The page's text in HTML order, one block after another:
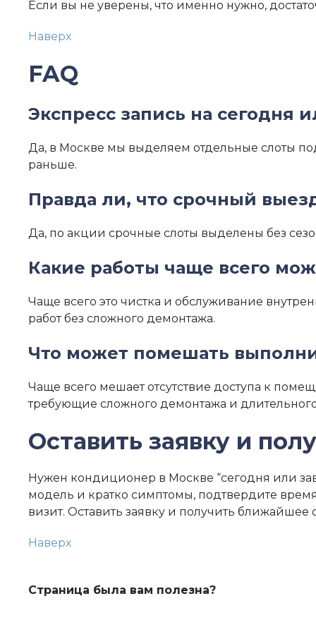
Если вы не уверены, что именно нужно,
Наверх
FAQ
Экспресс запись на сегодня
Да, в Москве мы выделяем отдельные слоты
раньше.
Правда ли, что срочный
Да, по акции срочные слоты выделены без
Какие работы чаще всего
Чаще всего это чистка и обслуживание
работ без сложного демонтажа.
Что может помешать
Чаще всего мешает отсутствие доступа к
требующие сложного демонтажа и
Оставить заявку и
Нужен кондиционер в Москве “сегодня или
модель и кратко симптомы, подтвердите
визит. Оставить заявку и получить ближайшее
Наверх
Страница была вам полезна?